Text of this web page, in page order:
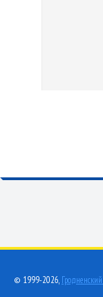
© 1999-2026,